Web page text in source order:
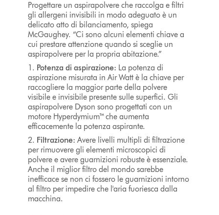
Progettare un aspirapolvere che raccolga e filtri
gli allergeni invisibili in modo adeguato è un
delicato atto di bilanciamento, spiega
McGaughey. “Ci sono alcuni elementi chiave a
cui prestare attenzione quando si sceglie un
aspirapolvere per la propria abitazione.”
1. Potenza di aspirazione: La potenza di
aspirazione misurata in Air Watt è la chiave per
raccogliere la maggior parte della polvere
visibile e invisibile presente sulle superfici. Gli
aspirapolvere Dyson sono progettati con un
motore Hyperdymium™ che aumenta
efficacemente la potenza aspirante.
2. Filtrazione: Avere livelli multipli di filtrazione
per rimuovere gli elementi microscopici di
polvere e avere guarnizioni robuste è essenziale.
Anche il miglior filtro del mondo sarebbe
inefficace se non ci fossero le guarnizioni intorno
al filtro per impedire che l'aria fuoriesca dalla
macchina.